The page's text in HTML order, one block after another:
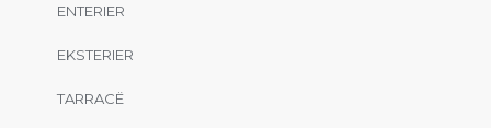
ENTERIER
EKSTERIER
TARRACË